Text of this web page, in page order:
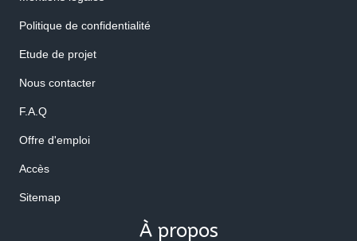
Politique de confidentialité
Etude de projet
Nous contacter
F.A.Q
Offre d'emploi
Accès
Sitemap
À propos